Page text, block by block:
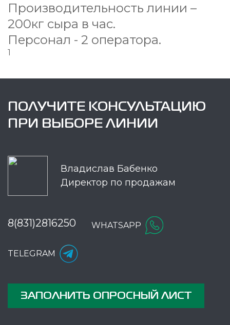
Производительность линии –
200кг сыра в час.
Персонал - 2 оператора.
1
ПОЛУЧИТЕ КОНСУЛЬТАЦИЮ
ПРИ ВЫБОРЕ ЛИНИИ
Владислав Бабенко
Директор по продажам
8(831)2816250 WHATSAPP
TELEGRAM
ЗАПОЛНИТЬ ОПРОСНЫЙ ЛИСТ